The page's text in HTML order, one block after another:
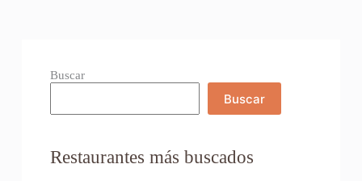
Buscar
Buscar
Restaurantes más buscados